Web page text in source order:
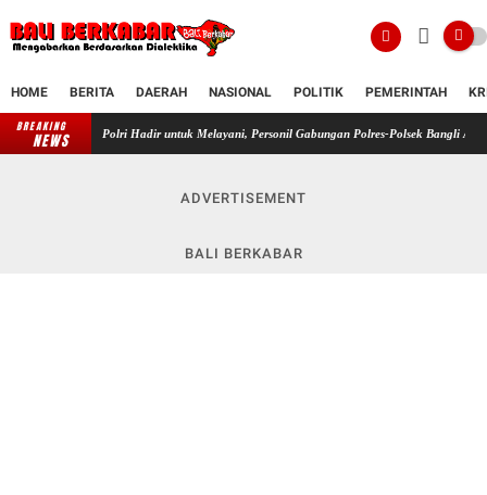
HOME BERITA DAERAH NASIONAL POLITIK PEMERINTAH
BREAKING
NEWS
Polri Hadir untuk Melayani, Personil Gabungan Polres-Polsek Bangli Amankan Ibadah
ADVERTISEMENT
BALI BERKABAR